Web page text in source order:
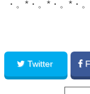
・。*・。*・。*・
Twitter